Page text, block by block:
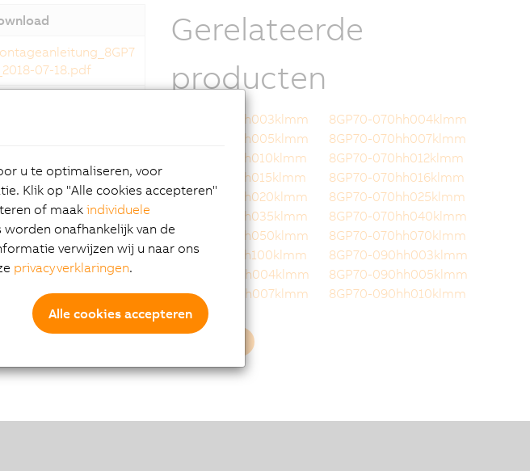
07-18.pdf
Anleitung_8
mounting-instruc
Gerelateerde
producten
8GP70-070hh003klmm
8GP70-070hh004klmm
8GP70-070hh005klmm
8GP70-070hh007klmm
8GP70-070hh010klmm
8GP70-070hh012klmm
8GP70-070hh015klmm
8GP70-070hh016klmm
8GP70-070hh020klmm
8GP70-070hh025klmm
8GP70-070hh035klmm
8GP70-070hh040klmm
8GP70-070hh050klmm
8GP70-070hh070klmm
8GP70-070hh100klmm
8GP70-090hh003klmm
8GP70-090hh004klmm
8GP70-090hh005klmm
8GP70-090hh007klmm
8GP70-090hh010klmm
u te optimaliseren, voor
Klik op "Alle cookies accepteren"
of maak individuele
onafhankelijk van de
verwijzen wij u naar ons
privacyverklaringen.
Alle cookies accepteren